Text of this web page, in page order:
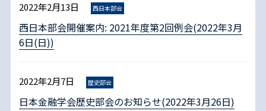
2022年2月13日 西日本部会
西日本部会開催案内: 2021年度第2回例会(2022年3月
6日(日))
2022年2月7日 歴史部会
日本金融学会歴史部会のお知らせ(2022年3月26日)